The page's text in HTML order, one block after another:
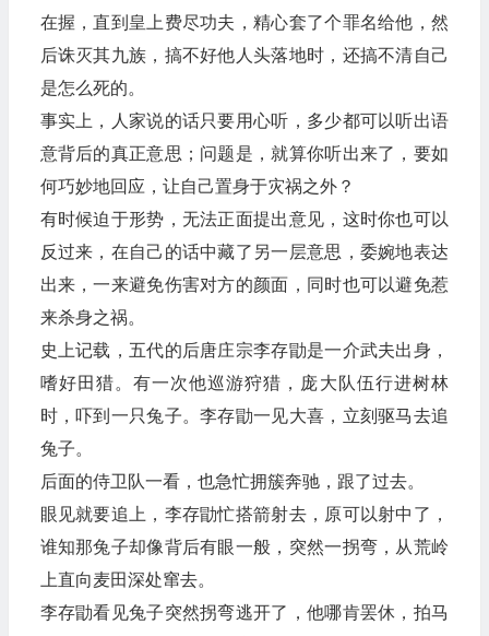
在握，直到皇上费尽功夫，精心套了个罪名给他，然
后诛灭其九族，搞不好他人头落地时，还搞不清自己
是怎么死的。
事实上，人家说的话只要用心听，多少都可以听出语
意背后的真正意思；问题是，就算你听出来了，要如
何巧妙地回应，让自己置身于灾祸之外？
有时候迫于形势，无法正面提出意见，这时你也可以
反过来，在自己的话中藏了另一层意思，委婉地表达
出来，一来避免伤害对方的颜面，同时也可以避免惹
来杀身之祸。
史上记载，五代的后唐庄宗李存勖是一介武夫出身，
嗜好田猎。有一次他巡游狩猎，庞大队伍行进树林
时，吓到一只兔子。李存勖一见大喜，立刻驱马去追
兔子。
后面的侍卫队一看，也急忙拥簇奔驰，跟了过去。
眼见就要追上，李存勖忙搭箭射去，原可以射中了，
谁知那兔子却像背后有眼一般，突然一拐弯，从荒岭
上直向麦田深处窜去。
李存勖看见兔子突然拐弯逃开了，他哪肯罢休，拍马